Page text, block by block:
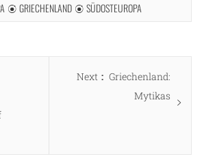
GRIECHENLAND SÜDOSTEUROPA
Next
Next
Griechenland:
Mytikas